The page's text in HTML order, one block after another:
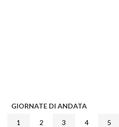
GIORNATE DI ANDATA
1
2 3 4 5